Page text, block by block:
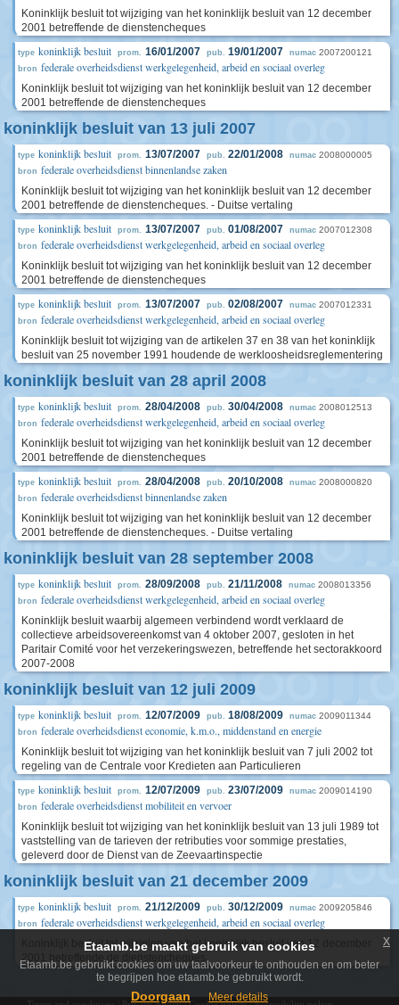
Koninklijk besluit tot wijziging van het koninklijk besluit van 12 december
2001 betreffende de dienstencheques
type koninklijk besluit prom. 16/01/2007 pub. 19/01/2007 numac 2007200121
bron federale overheidsdienst werkgelegenheid, arbeid en sociaal overleg
Koninklijk besluit tot wijziging van het koninklijk besluit van 12 december
2001 betreffende de dienstencheques
koninklijk besluit van 13 juli 2007
type koninklijk besluit prom. 13/07/2007 pub. 22/01/2008 numac 2008000005
bron federale overheidsdienst binnenlandse zaken
Koninklijk besluit tot wijziging van het koninklijk besluit van 12 december
2001 betreffende de dienstencheques. - Duitse vertaling
type koninklijk besluit prom. 13/07/2007 pub. 01/08/2007 numac 2007012308
bron federale overheidsdienst werkgelegenheid, arbeid en sociaal overleg
Koninklijk besluit tot wijziging van het koninklijk besluit van 12 december
2001 betreffende de dienstencheques
type koninklijk besluit prom. 13/07/2007 pub. 02/08/2007 numac 2007012331
bron federale overheidsdienst werkgelegenheid, arbeid en sociaal overleg
Koninklijk besluit tot wijziging van de artikelen 37 en 38 van het koninklijk
besluit van 25 november 1991 houdende de werkloosheidsreglementering
koninklijk besluit van 28 april 2008
type koninklijk besluit prom. 28/04/2008 pub. 30/04/2008 numac 2008012513
bron federale overheidsdienst werkgelegenheid, arbeid en sociaal overleg
Koninklijk besluit tot wijziging van het koninklijk besluit van 12 december
2001 betreffende de dienstencheques
type koninklijk besluit prom. 28/04/2008 pub. 20/10/2008 numac 2008000820
bron federale overheidsdienst binnenlandse zaken
Koninklijk besluit tot wijziging van het koninklijk besluit van 12 december
2001 betreffende de dienstencheques. - Duitse vertaling
koninklijk besluit van 28 september 2008
type koninklijk besluit prom. 28/09/2008 pub. 21/11/2008 numac 2008013356
bron federale overheidsdienst werkgelegenheid, arbeid en sociaal overleg
Koninklijk besluit waarbij algemeen verbindend wordt verklaard de
collectieve arbeidsovereenkomst van 4 oktober 2007, gesloten in het
Paritair Comité voor het verzekeringswezen, betreffende het sectorakkoord
2007-2008
koninklijk besluit van 12 juli 2009
type koninklijk besluit prom. 12/07/2009 pub. 18/08/2009 numac 2009011344
bron federale overheidsdienst economie, k.m.o., middenstand en energie
Koninklijk besluit tot wijziging van het koninklijk besluit van 7 juli 2002 tot
regeling van de Centrale voor Kredieten aan Particulieren
type koninklijk besluit prom. 12/07/2009 pub. 23/07/2009 numac 2009014190
bron federale overheidsdienst mobiliteit en vervoer
Koninklijk besluit tot wijziging van het koninklijk besluit van 13 juli 1989 tot
vaststelling van de tarieven der retributies voor sommige prestaties,
geleverd door de Dienst van de Zeevaartinspectie
koninklijk besluit van 21 december 2009
type koninklijk besluit prom. 21/12/2009 pub. 30/12/2009 numac 2009205846
bron federale overheidsdienst werkgelegenheid, arbeid en sociaal overleg
Koninklijk besluit tot wijziging van het koninklijk besluit van 12 december
2001 betreffende de dienstencheques
Etaamb.be maakt gebruik van cookies
Etaamb.be gebruikt cookies om uw taalvoorkeur te onthouden en om beter
te begrijpen hoe etaamb.be gebruikt wordt.
Doorgaan Meer details
x